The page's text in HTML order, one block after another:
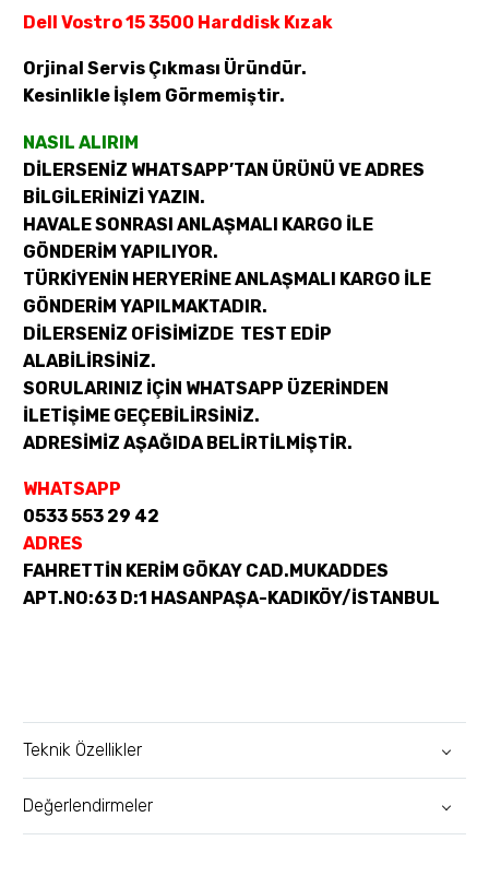
Dell Vostro 15 3500 Harddisk Kızak
Orjinal Servis Çıkması Üründür.
Kesinlikle İşlem Görmemiştir.
NASIL ALIRIM
DİLERSENİZ WHATSAPP’TAN ÜRÜNÜ VE ADRES
BİLGİLERİNİZİ YAZIN.
HAVALE SONRASI ANLAŞMALI KARGO İLE
GÖNDERİM YAPILIYOR.
TÜRKİYENİN HERYERİNE ANLAŞMALI KARGO İLE
GÖNDERİM YAPILMAKTADIR.
DİLERSENİZ OFİSİMİZDE TEST EDİP
ALABİLİRSİNİZ.
SORULARINIZ İÇİN WHATSAPP ÜZERİNDEN
İLETİŞİME GEÇEBİLİRSİNİZ.
ADRESİMİZ AŞAĞIDA BELİRTİLMİŞTİR.
WHATSAPP
0533 553 29 42
ADRES
FAHRETTİN KERİM GÖKAY CAD.MUKADDES
APT.NO:63 D:1 HASANPAŞA-KADIKÖY/İSTANBUL
Teknik Özellikler
Değerlendirmeler